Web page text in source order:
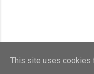
This site uses cookies